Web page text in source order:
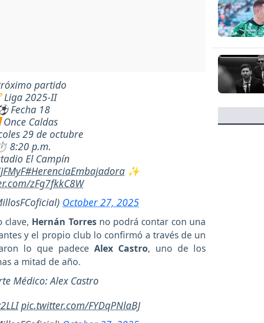
partido
2025-II
Fecha 18
Caldas
29 de octubre
8:20 p.m.
El Campín
#HerenciaEmbajadora✨
zFg7fkkC8W
October 27, 2025
clave, Hernán Torres no podrá contar con una
y el propio club lo confirmó a través de un
lo que padece Alex Castro, uno de los
a mitad de año.
Médico: Alex Castro
pic.twitter.com/FYDqPNlaBJ